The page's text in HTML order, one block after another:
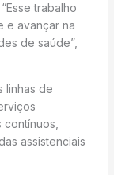
trabalho
e avançar na
de saúde”,
linhas de
assistenciais